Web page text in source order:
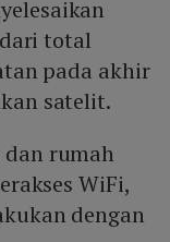
total
pada akhir
satelit.
dan rumah
WiFi,
dengan